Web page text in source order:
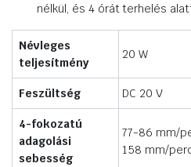
nélkül, és 4 órát terhelés
Névleges
teljesítmény
20 W
Feszültség DC 20 V
4-fokozatú
adagolási
sebesség
77-86 mm/
158 mm/